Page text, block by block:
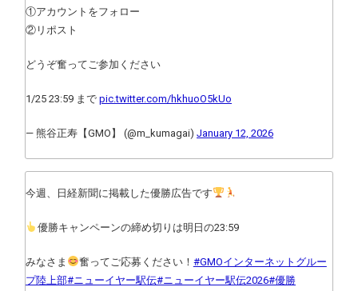
①アカウントをフォロー
②リポスト
どうぞ奮ってご参加ください
1/25 23:59 まで pic.twitter.com/hkhuoO5kUo
— 熊谷正寿【GMO】 (@m_kumagai) January 12, 2026
今週、日経新聞に掲載した優勝広告です
優勝キャンペーンの締め切りは明日の23:59
みなさま 奮ってご応募ください！ #GMOインターネットグルー
プ陸上部#ニューイヤー駅伝#ニューイヤー駅伝2026#優勝